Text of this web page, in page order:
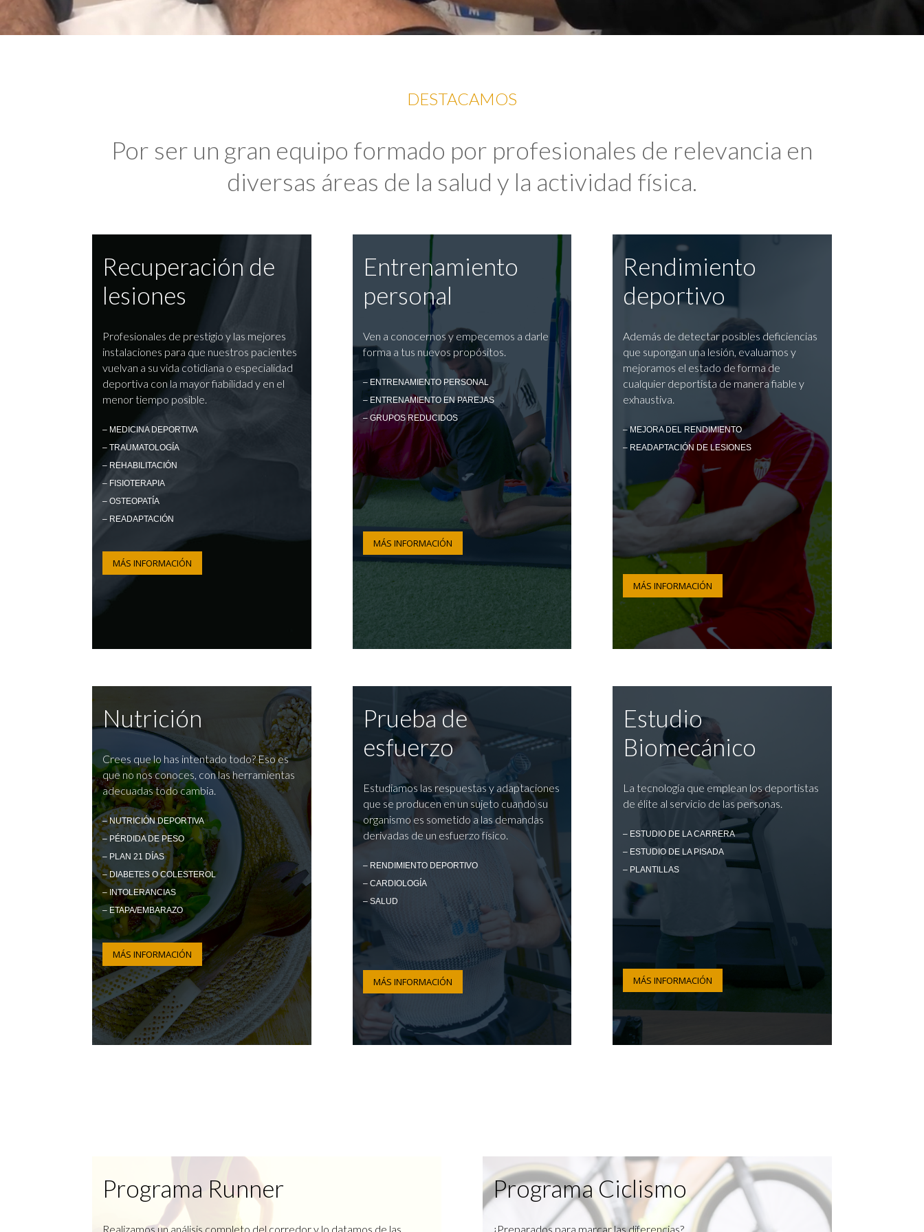
DESTACAMOS
Por ser un gran equipo formado por profesionales de relevancia en
diversas áreas de la salud y la actividad física.
Recuperación de
lesiones
Profesionales de prestigio y las mejores
instalaciones para que nuestros pacientes
vuelvan a su vida cotidiana o especialidad
deportiva con la mayor fiabilidad y en el
menor tiempo posible.
– MEDICINA DEPORTIVA
– TRAUMATOLOGÍA
– REHABILITACIÓN
– FISIOTERAPIA
– OSTEOPATÍA
– READAPTACIÓN
MÁS INFORMACIÓN
Entrenamiento
personal
Ven a conocernos y empecemos a darle
forma a tus nuevos propósitos.
– ENTRENAMIENTO PERSONAL
– ENTRENAMIENTO EN PAREJAS
– GRUPOS REDUCIDOS
MÁS INFORMACIÓN
Rendimiento
deportivo
Además de detectar posibles deficiencias
que supongan una lesión, evaluamos y
mejoramos el estado de forma de
cualquier deportista de manera fiable y
exhaustiva.
– MEJORA DEL RENDIMIENTO
– READAPTACIÓN DE LESIONES
MÁS INFORMACIÓN
Nutrición
Crees que lo has intentado todo? Eso es
que no nos conoces, con las herramientas
adecuadas todo cambia.
– NUTRICIÓN DEPORTIVA
– PÉRDIDA DE PESO
– PLAN 21 DÍAS
– DIABETES O COLESTEROL
– INTOLERANCIAS
– ETAPA/EMBARAZO
MÁS INFORMACIÓN
Prueba de
esfuerzo
Estudiamos las respuestas y adaptaciones
que se producen en un sujeto cuando su
organismo es sometido a las demandas
derivadas de un esfuerzo físico.
– RENDIMIENTO DEPORTIVO
– CARDIOLOGÍA
– SALUD
MÁS INFORMACIÓN
Estudio
Biomecánico
La tecnología que emplean los deportistas
de élite al servicio de las personas.
– ESTUDIO DE LA CARRERA
– ESTUDIO DE LA PISADA
– PLANTILLAS
MÁS INFORMACIÓN
Programa Runner
Realizamos un análisis completo del corredor y lo datamos de las
Programa Ciclismo
¿Preparados para marcar las diferencias?